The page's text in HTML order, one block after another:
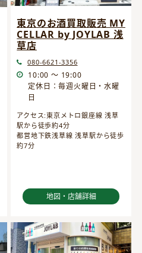
東京のお酒買取販売 MY
CELLAR by JOYLAB 浅
草店
080-6621-3356
10:00 ～ 19:00
定休日：毎週火曜日・水曜
日
アクセス:東京メトロ銀座線 浅草
駅から徒歩約4分
都営地下鉄浅草線 浅草駅から徒歩
約7分
地図・店舗詳細